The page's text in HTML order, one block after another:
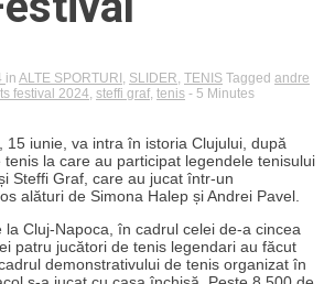
in ALTE SPORTURI SLIDER TENIS Tagged andre
festival 2024 steffi graf tenis - 5 Minutes
15 iunie, va intra în istoria Clujului, după
la care au participat legendele tenisului
Steffi Graf, care au jucat într-un
alături de Simona Halep și Andrei Pavel.
la Cluj-Napoca, în cadrul celei de-a cincea
patru jucători de tenis legendari au făcut
demonstrativului de tenis organizat în